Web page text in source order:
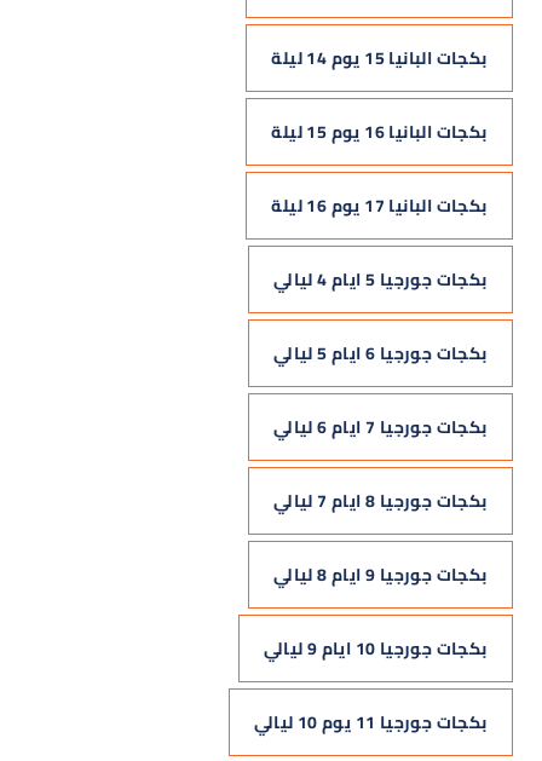
بكجات البانيا 15 يوم 14 ليلة
بكجات البانيا 16 يوم 15 ليلة
بكجات البانيا 17 يوم 16 ليلة
بكجات جورجيا 5 ايام 4 ليالي
بكجات جورجيا 6 ايام 5 ليالي
بكجات جورجيا 7 ايام 6 ليالي
بكجات جورجيا 8 ايام 7 ليالي
بكجات جورجيا 9 ايام 8 ليالي
بكجات جورجيا 10 ايام 9 ليالي
بكجات جورجيا 11 يوم 10 ليالي